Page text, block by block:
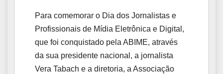
Para comemorar o Dia dos Jornalistas e
Profissionais de Mídia Eletrônica e Digital,
que foi conquistado pela ABIME, através
da sua presidente nacional, a jornalista
Vera Tabach e a diretoria, a Associação